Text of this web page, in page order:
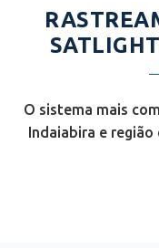
O sistema mais
Indaiabira e região